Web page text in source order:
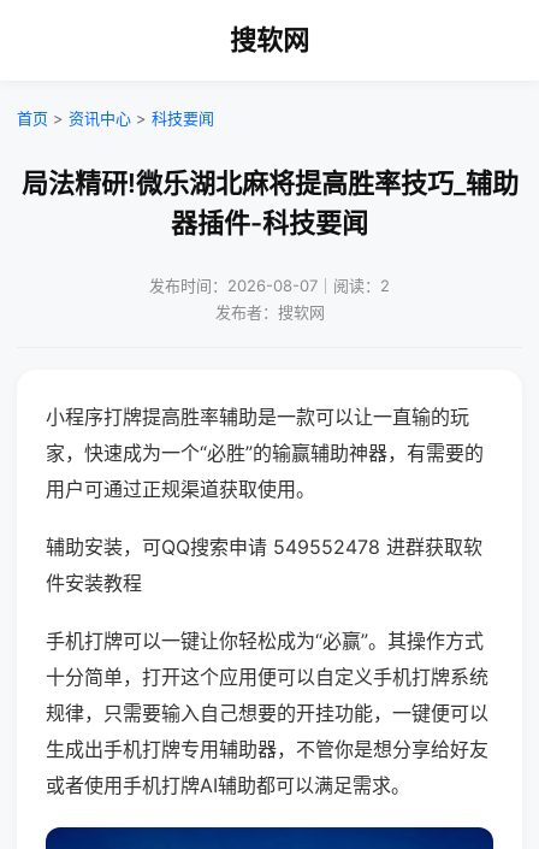
搜软网
首页 > 资讯中心 > 科技要闻
局法精研!微乐湖北麻将提高胜率技巧_辅助
器插件-科技要闻
发布时间：2026-08-07｜阅读：2
发布者：搜软网
小程序打牌提高胜率辅助是一款可以让一直输的玩
家，快速成为一个“必胜”的输赢辅助神器，有需要的
用户可通过正规渠道获取使用。
辅助安装，可QQ搜索申请 549552478 进群获取软
件安装教程
手机打牌可以一键让你轻松成为“必赢”。其操作方式
十分简单，打开这个应用便可以自定义手机打牌系统
规律，只需要输入自己想要的开挂功能，一键便可以
生成出手机打牌专用辅助器，不管你是想分享给好友
或者使用手机打牌AI辅助都可以满足需求。